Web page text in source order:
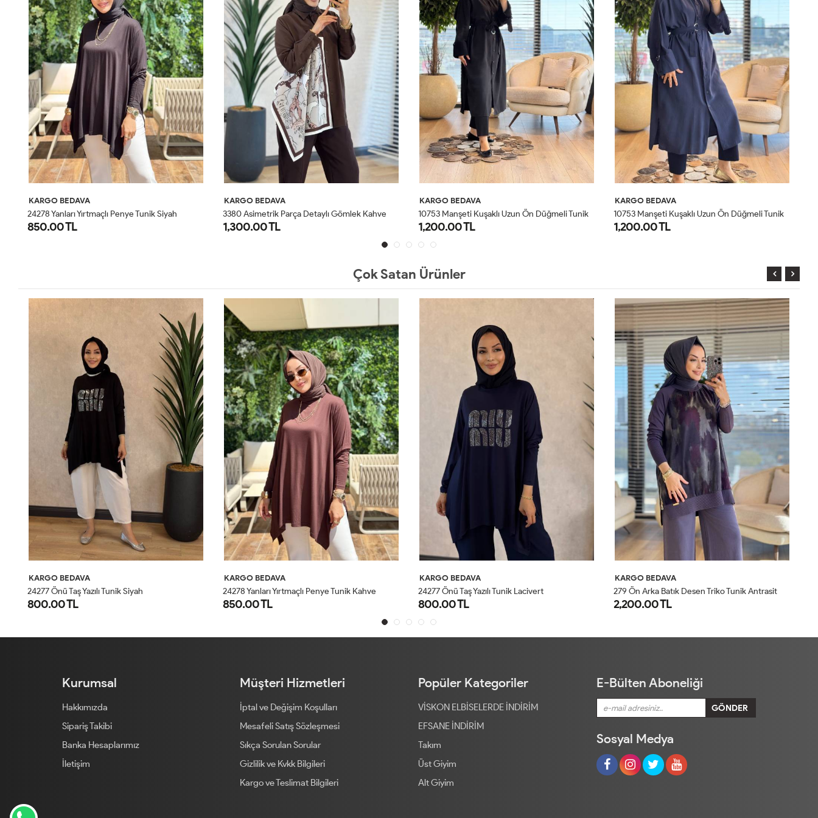
KARGO BEDAVA
3380 Asimetrik Parça Detaylı Gömlek Kahve
1,300.00 TL
KARGO BEDAVA
1,200.00 TL
KARGO BEDAVA
1,200.00 TL
KARGO BEDAVA
950.00 TL
Çok Satan Ürünler
KARGO BEDAVA
24278 Yanları Yırtmaçlı Penye Tunik Kahve
850.00 TL
KARGO BEDAVA
24277 Önü Taş Yazılı Tunik Lacivert
800.00 TL
KARGO BEDAVA
279 Ön Arka Batık Desen Triko Tunik Antrasit
2,200.00 TL
KARGO BEDAVA
0723 Geniş Çizgili Tunik Lacivert
800.00 TL
Kurumsal
Hakkımızda
Sipariş Takibi
Banka Hesaplarımız
İletişim
Müşteri Hizmetleri
İptal ve Değişim Koşulları
Mesafeli Satış Sözleşmesi
Sıkça Sorulan Sorular
Gizlilik ve Kvkk Bilgileri
Kargo ve Teslimat Bilgileri
Popüler Kategoriler
VİSKON ELBİSELERDE İNDİRİM
EFSANE İNDİRİM
Takım
Üst Giyim
Alt Giyim
E-Bülten Aboneliği
Sosyal Medya